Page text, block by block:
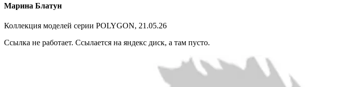
Марина Блатун
Коллекция моделей серии POLYGON, 21.05.26
Ссылка не работает. Ссылается на яндекс диск, а там пусто.